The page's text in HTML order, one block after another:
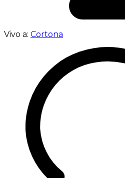
Vivo a: Cortona